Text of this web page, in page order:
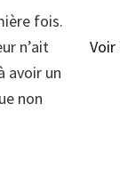
fois.
n’ait
avoir un
non
Voir